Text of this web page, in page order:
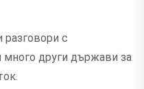
с
други държави за